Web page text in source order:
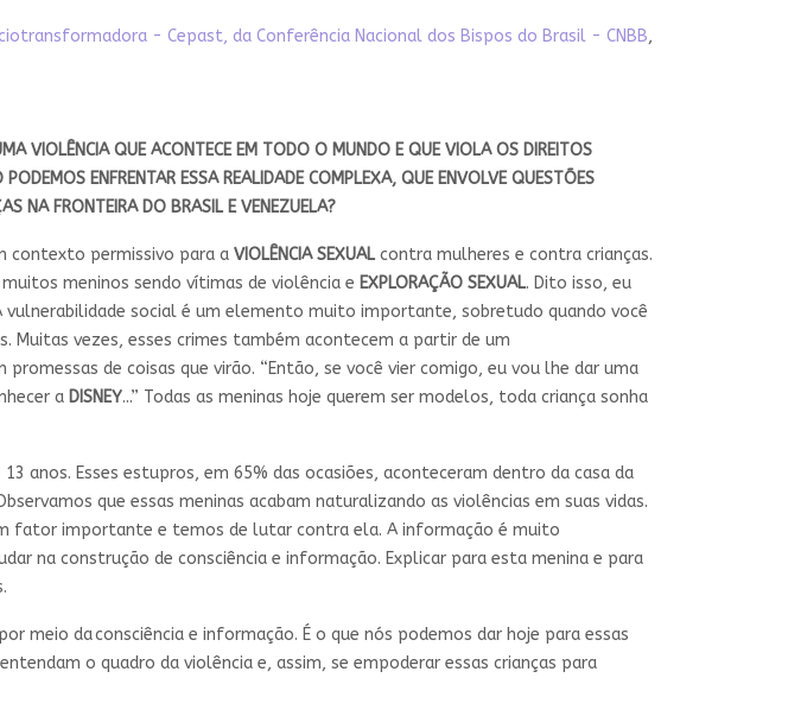
- Cepast, da Conferência Nacional dos Bispos do Brasil - CNBB,
VIOLÊNCIA QUE ACONTECE EM TODO O MUNDO E QUE VIOLA OS DIREITOS
PODEMOS ENFRENTAR ESSA REALIDADE COMPLEXA, QUE ENVOLVE QUESTÕES
NA FRONTEIRA DO BRASIL EVENEZUELA?
contexto permissivo para a VIOLÊNCIA SEXUAL contra mulheres e contra crianças.
meninos sendo vítimas de violência e EXPLORAÇÃO SEXUAL. Dito isso, eu
social é um elemento muito importante, sobretudo quando você
Muitas vezes, esses crimes também acontecem a partir de um
de coisas que virão. “Então, se você vier comigo, eu vou lhe dar uma
a DISNEY...” Todas as meninas hoje querem ser modelos, toda criança sonha
anos. Esses estupros, em 65% das ocasiões, aconteceram dentro da casa da
que essas meninas acabam naturalizando as violências em suas vidas.
fator importante e temos de lutar contra ela. A informação é muito
na construção de consciência e informação. Explicar para esta menina e para
meio da consciência e informação. É o que nós podemos dar hoje para essas
o quadro da violência e, assim, se empoderar essas crianças para